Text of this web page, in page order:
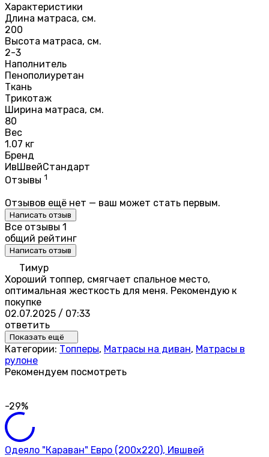
Характеристики
Длина матраса, см.
200
Высота матраса, см.
2-3
Наполнитель
Пенополиуретан
Ткань
Трикотаж
Ширина матраса, см.
80
Вес
1.07 кг
Бренд
ИвШвейСтандарт
Отзывы 1
Отзывов ещё нет — ваш может стать первым.
Написать отзыв
Все отзывы 1
общий рейтинг
Написать отзыв
Тимур
Хороший топпер, смягчает спальное место,
оптимальная жесткость для меня. Рекомендую к
покупке
02.07.2025 / 07:33
ответить
Показать ещё
Категории: Топперы, Матрасы на диван, Матрасы в
рулоне
Рекомендуем посмотреть
-29%
Одеяло "Караван" Евро (200х220), Ившвей